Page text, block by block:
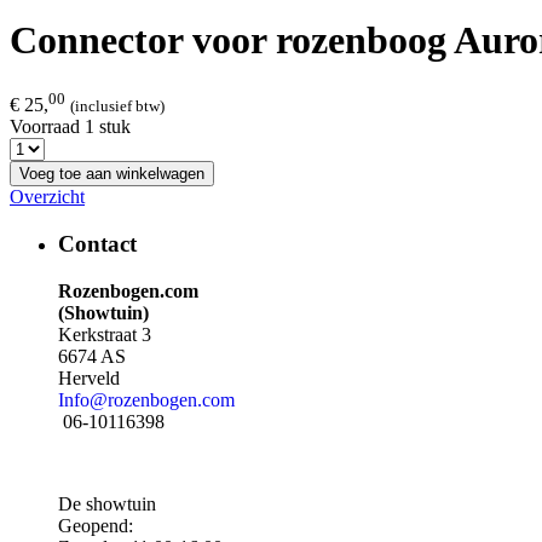
Connector voor rozenboog
€ 25,00 (inclusief btw)
Voorraad 1 stuk
Voeg toe aan winkelwagen
Overzicht
Contact
Rozenbogen.com
(Showtuin)
Kerkstraat 3
6674 AS
Herveld
Info@rozenbogen.com
06-10116398
De showtuin
Geopend: